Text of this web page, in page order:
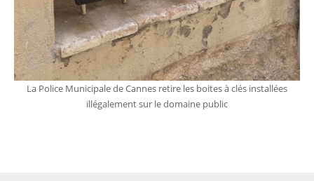
La Police Municipale de Cannes retire les boites à clés installées
illégalement sur le domaine public